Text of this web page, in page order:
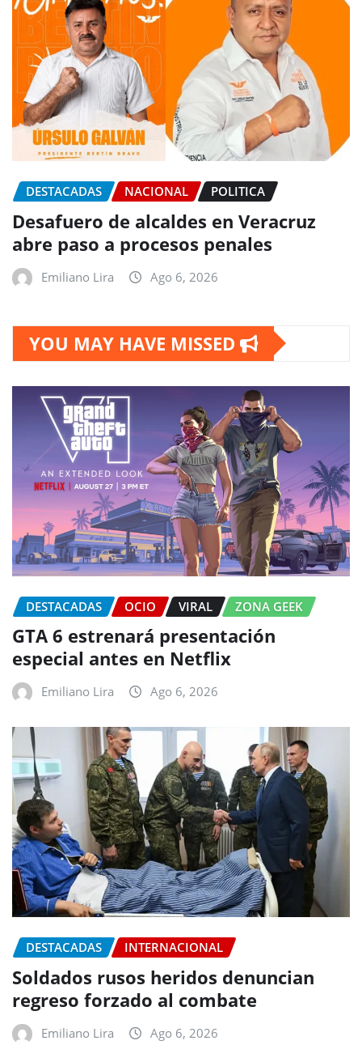
DESTACADAS NACIONAL POLITICA
Desafuero de alcaldes en Veracruz
abre paso a procesos penales
Emiliano Lira Ago 6, 2026
YOU MAY HAVE MISSED
DESTACADAS OCIO VIRAL ZONA GEEK
GTA 6 estrenará presentación
especial antes en Netflix
Emiliano Lira Ago 6, 2026
DESTACADAS INTERNACIONAL
Soldados rusos heridos denuncian
regreso forzado al combate
Emiliano Lira Ago 6, 2026